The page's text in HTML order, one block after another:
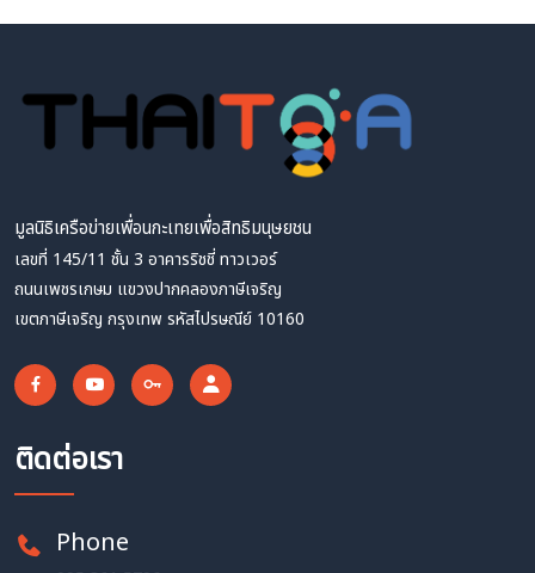
มูลนิธิเครือข่ายเพื่อนกะเทยเพื่อสิทธิมนุษยชน
เลขที่ 145/11 ชั้น 3 อาคารริชชี่ ทาวเวอร์
ถนนเพชรเกษม แขวงปากคลองภาษีเจริญ
เขตภาษีเจริญ กรุงเทพ รหัสไปรษณีย์ 10160
ติดต่อเรา
Phone